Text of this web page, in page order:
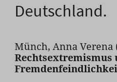
Deutschland.
Münch, Anna Verena
Rechtsextremismus